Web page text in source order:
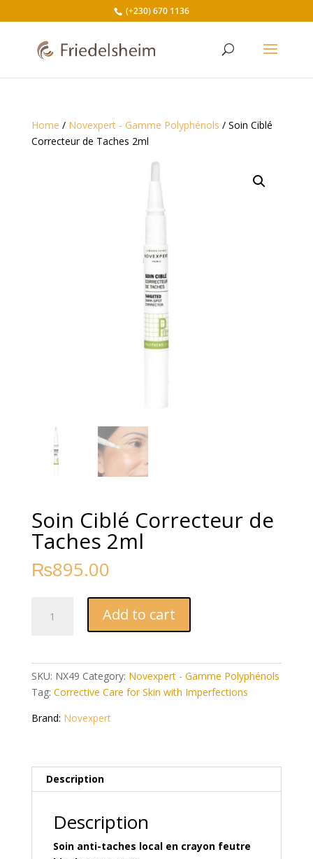
(+230) 670 1136
Home / Novexpert - Gamme Polyphénols / Soin Ciblé
Correcteur de Taches 2ml
Soin Ciblé Correcteur de
Taches 2ml
₨895.00
quantity
Add to cart
SKU: NX49 Category: Novexpert - Gamme Polyphénols
Tag: Corrective Care for Skin with Imperfections
Brand: Novexpert
Description
Description
Soin anti-taches local en crayon feutre